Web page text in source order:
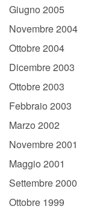
Giugno 2005
Novembre 2004
Ottobre 2004
Dicembre 2003
Ottobre 2003
Febbraio 2003
Marzo 2002
Novembre 2001
Maggio 2001
Settembre 2000
Ottobre 1999